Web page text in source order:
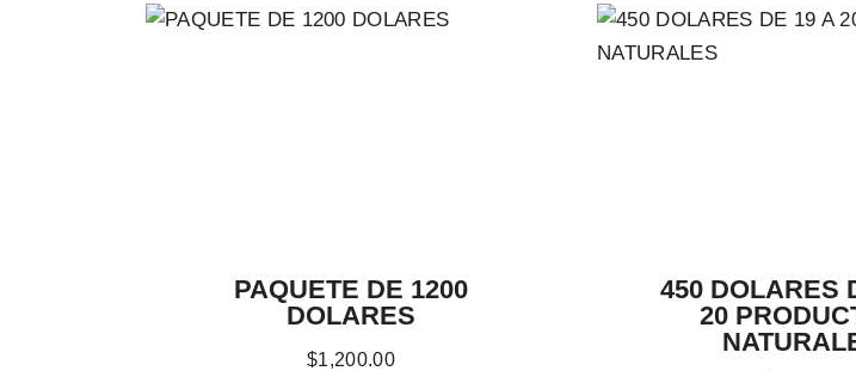
PAQUETE DE 1200
DOLARES
$1,200.00
450 DOLARES
20